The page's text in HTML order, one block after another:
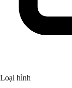
Loại hình